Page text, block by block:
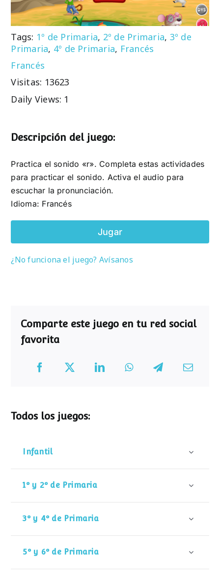
Tags: 1º de Primaria, 2º de Primaria, 3º de
Primaria, 4º de Primaria, Francés
Francés
Visitas: 13623
Daily Views: 1
Descripción del juego:
Practica el sonido «r». Completa estas actividades
para practicar el sonido. Activa el audio para
escuchar la pronunciación.
Idioma: Francés
Jugar
¿No funciona el juego? Avísanos
Comparte este juego en tu red social
favorita
Todos los juegos:
Infantil
1º y 2º de Primaria
3º y 4º de Primaria
5º y 6º de Primaria